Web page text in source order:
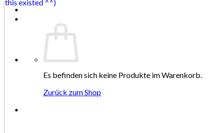
Es befinden sich keine Produkte im Warenkorb.
Zurück zum Shop